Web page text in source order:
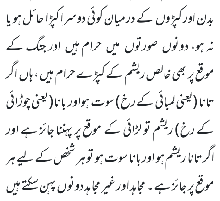
بدن اور کپڑوںکے درمیان کوئی دوسرا کپڑا حائل ہو یا
نہ ہو، دونوںصورتوں میںحرام ہیںاور جنگ کے
موقع پر بھی خالص ریشم کے کپڑے حرام ہیں ، ہاںاگر
تانا(یعنی لمبائی کے رخ)سوت ہو اور بانا(یعنی چوڑائی
کے رخ)ریشم تو لڑائی کے موقع پر پہننا جائز ہے اور
اگر تانا ریشم ہو اور بانا سوت ہو تو ہر شخص کے لیے ہر
موقع پر جائز ہے۔ مجاہد اور غیر مجاہد دونوںپہن سکتے ہیں